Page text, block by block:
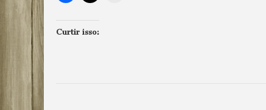
Curtir isso: